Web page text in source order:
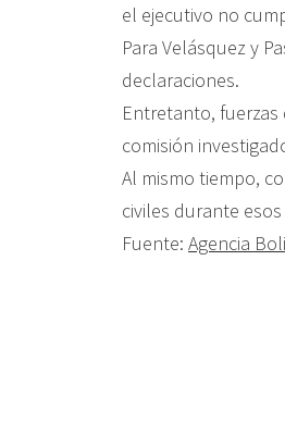
el ejecutivo no
Para Velásquez y
declaraciones.
Entretanto,
comisión
Al mismo tiempo,
civiles durante
Fuente: Agencia